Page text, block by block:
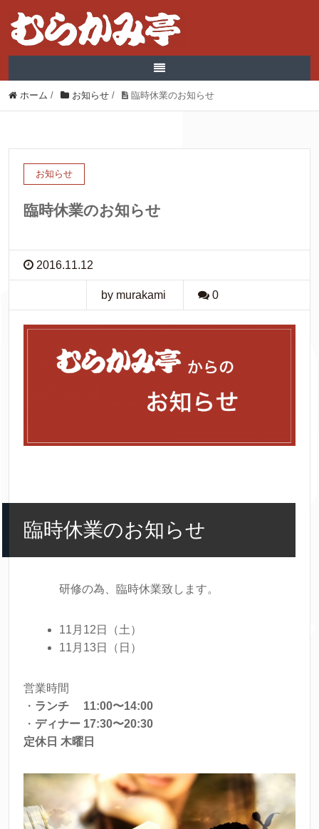
ホーム / お知らせ / 臨時休業のお知らせ
お知らせ
臨時休業のお知らせ
2016.11.12
by murakami 0
臨時休業のお知らせ
研修の為、臨時休業致します。
11月12日（土）
11月13日（日）
営業時間
・ ランチ 11:00〜14:00
・ ディナー 17:30〜20:30
定休日 木曜日